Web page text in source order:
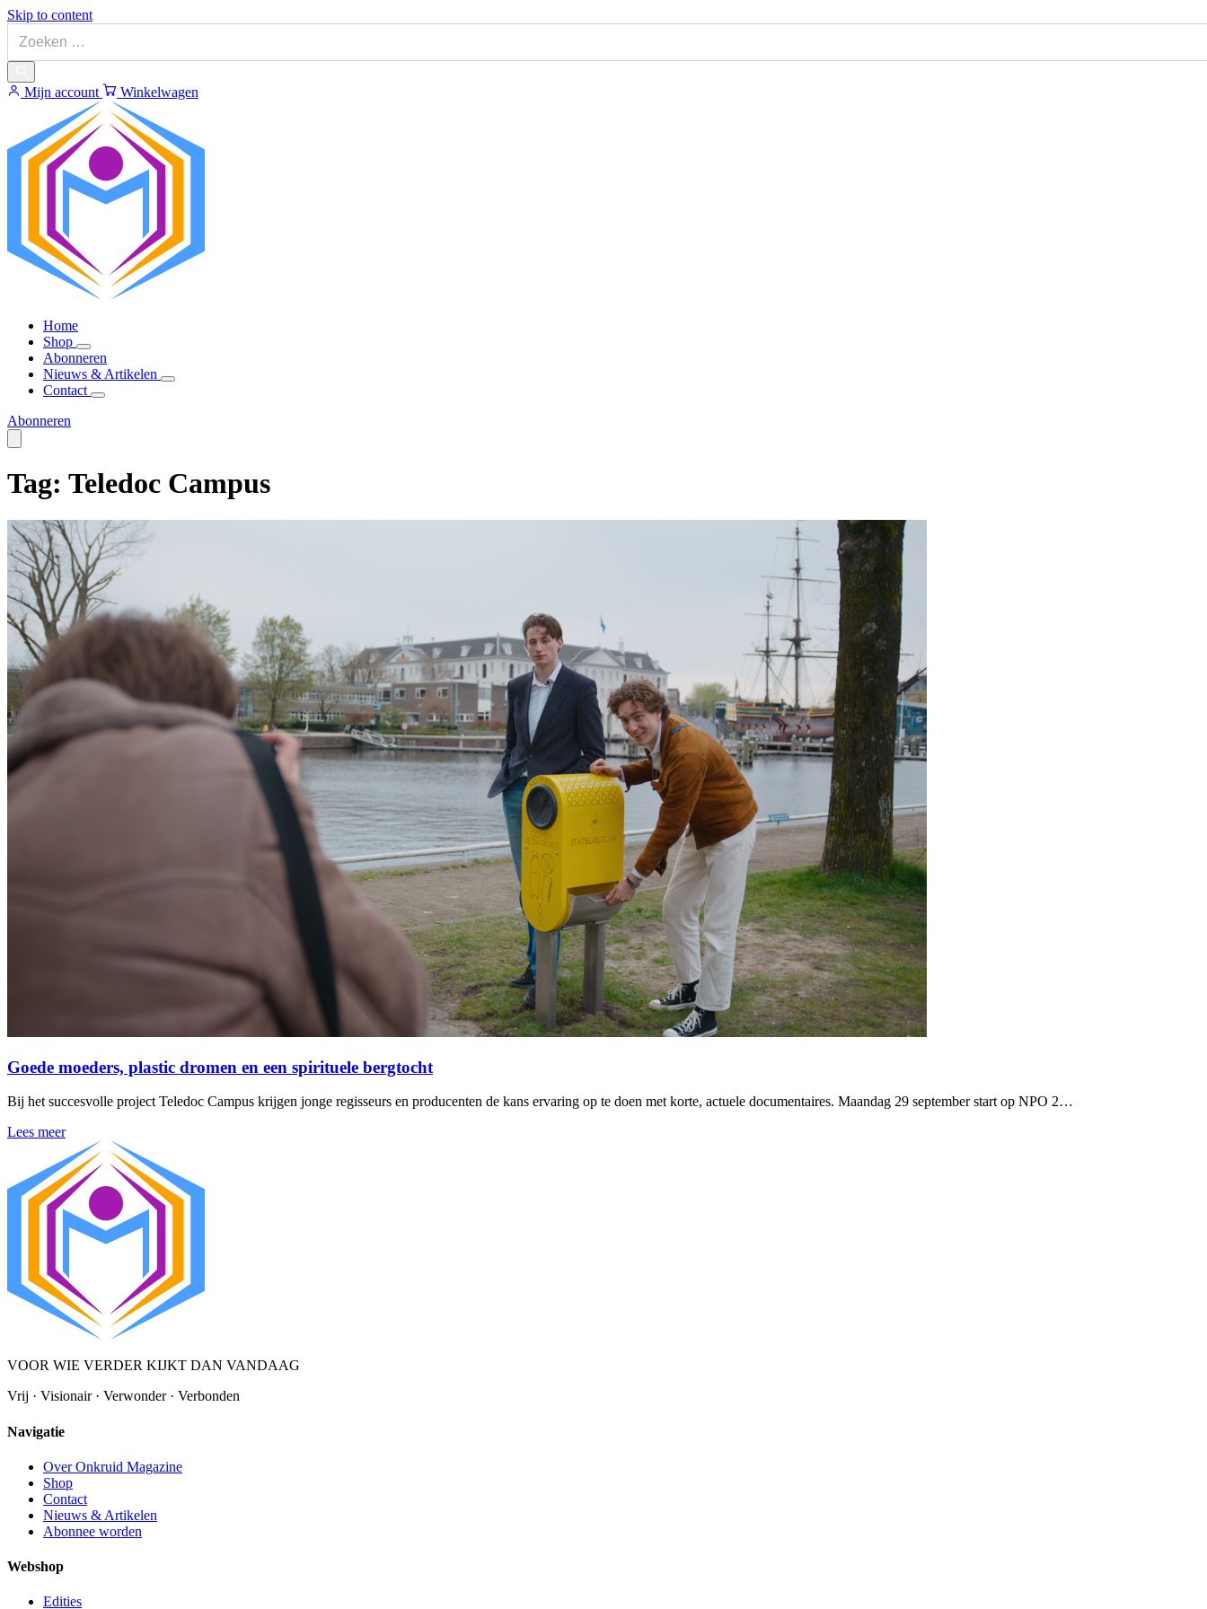
Skip to content
Mijn account Winkelwagen
Home
Shop
Abonneren
Nieuws & Artikelen
Contact
Abonneren
Tag: Teledoc Campus
Goede moeders, plastic dromen en een spirituele bergtocht
Bij het succesvolle project Teledoc Campus krijgen jonge regisseurs en producenten de kans ervaring op te doen met korte, actuele documentaires. Maandag 29 september start op NPO 2…
Lees meer
VOOR WIE VERDER KIJKT DAN VANDAAG
Vrij · Visionair · Verwonder · Verbonden
Navigatie
Over Onkruid Magazine
Shop
Contact
Nieuws & Artikelen
Abonnee worden
Webshop
Edities